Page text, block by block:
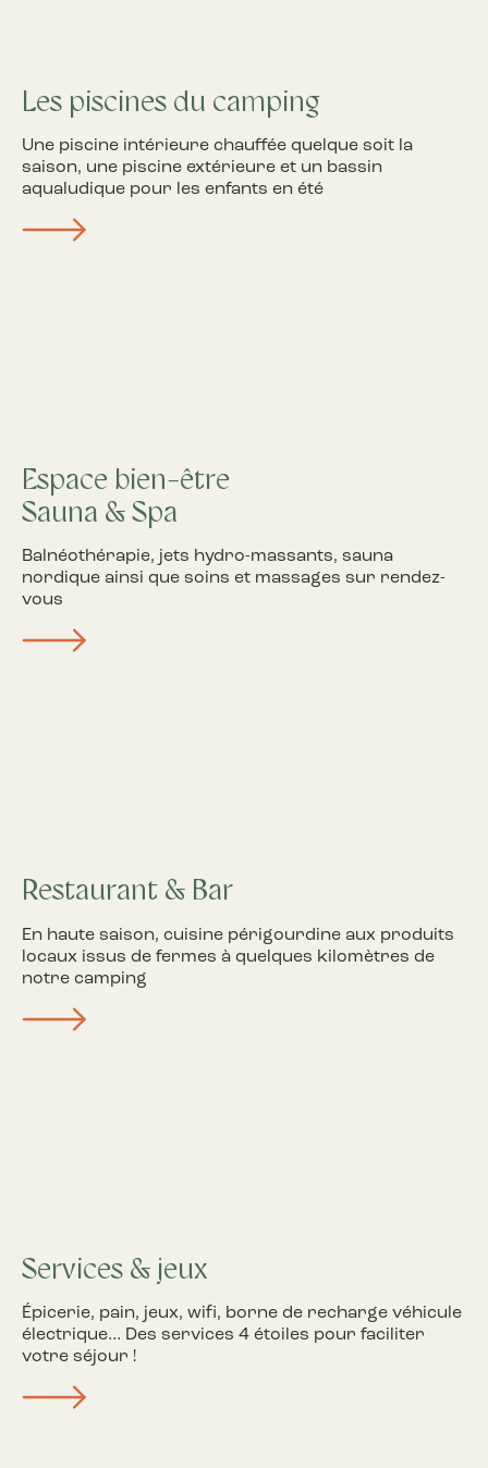
Les piscines du camping
Une piscine intérieure chauffée quelque soit la
saison, une piscine extérieure et un bassin
aqualudique pour les enfants en été
Espace bien-être
Sauna & Spa
Balnéothérapie, jets hydro-massants, sauna
nordique ainsi que soins et massages sur rendez-
vous
Restaurant & Bar
En haute saison, cuisine périgourdine aux produits
locaux issus de fermes à quelques kilomètres de
notre camping
Services & jeux
Épicerie, pain, jeux, wifi, borne de recharge véhicule
électrique… Des services 4 étoiles pour faciliter
votre séjour !